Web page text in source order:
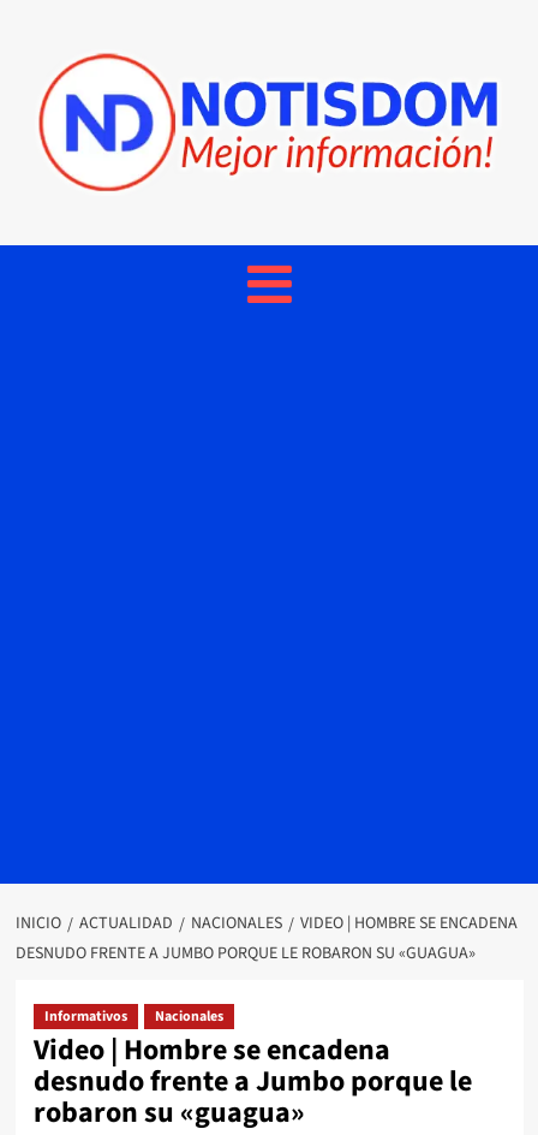
INICIO ACTUALIDAD NACIONALES
VIDEO | HOMBRE SE ENCADENA
DESNUDO FRENTE A JUMBO PORQUE LE ROBARON SU «GUAGUA»
Informativos Nacionales
Video | Hombre se encadena
desnudo frente a Jumbo porque le
robaron su «guagua»